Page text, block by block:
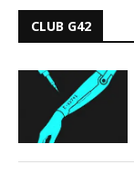
CLUB G42